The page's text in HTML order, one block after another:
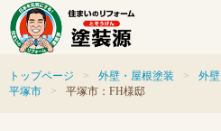
トップページ 外壁・屋根塗装
外
平塚市
平塚市：FH様邸